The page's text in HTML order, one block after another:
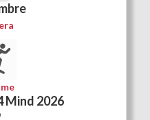
Mind 2026